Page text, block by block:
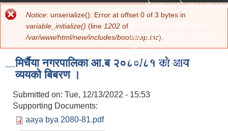
गोरखापत्रको २०८३ साउन
सूची दर्ता गराउने सम्बन्धी सूचना ।
मिति:07/22/2026 - 15:19
नविकरण सम्बन्धमा ।
मिति:07/20/2026 - 12:30
Error message
Notice: unserialize(): Error at offset 0 of 3 bytes in
variable_initialize() (line 1202 of
/var/www/html/new/includes/bootstrap.inc).
You are here
Home»कार्यक्रम तथा परियोजना» मिर्चैया नगरपालिका आ.ब २०८०/८१ को आय
व्ययको बिबरण ।
मिर्चैया नगरपालिका आ.ब २०८०/८१ को आय
व्ययको बिबरण ।
Submitted on: Tue, 12/13/2022 - 15:53
Supporting Documents:
aaya bya 2080-81.pdf